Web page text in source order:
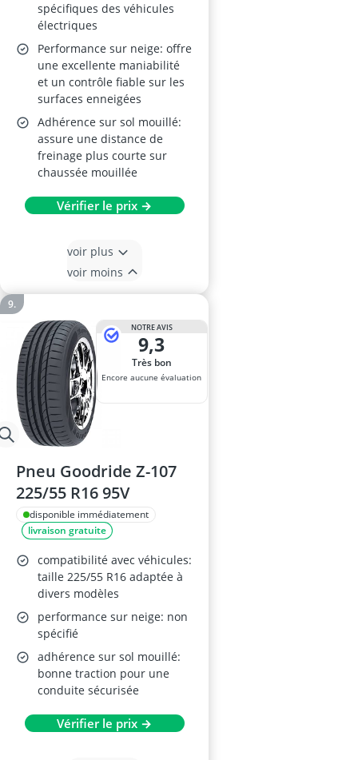
spécifiques des véhicules
électriques
Performance sur neige: offre
une excellente maniabilité
et un contrôle fiable sur les
surfaces enneigées
Adhérence sur sol mouillé:
assure une distance de
freinage plus courte sur
chaussée mouillée
Vérifier le prix →
voir plus
voir moins
NOTRE AVIS
9,3
Très bon
Encore aucune évaluation
Pneu Goodride Z-107
225/55 R16 95V
disponible immédiatement
livraison gratuite
compatibilité avec véhicules:
taille 225/55 R16 adaptée à
divers modèles
performance sur neige: non
spécifié
adhérence sur sol mouillé:
bonne traction pour une
conduite sécurisée
Vérifier le prix →